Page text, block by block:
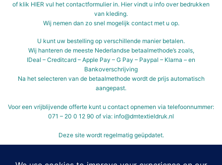
of klik HIER vul het contactformulier in. Hier vindt u info over bedrukken
van kleding.
Wij nemen dan zo snel mogelijk contact met u op.
U kunt uw bestelling op verschillende manier betalen.
Wij hanteren de meeste Nederlandse betaalmethode’s zoals,
IDeal – Creditcard – Apple Pay – G Pay – Paypal – Klarna – en
Bankoverschrijving
Na het selecteren van de betaalmethode wordt de prijs automatisch
aangepast.
Voor een vrijblijvende offerte kunt u contact opnemen via telefoonnummer:
071 – 20 0 12 90 of via: info@dmtextieldruk.nl
Deze site wordt regelmatig geüpdatet.